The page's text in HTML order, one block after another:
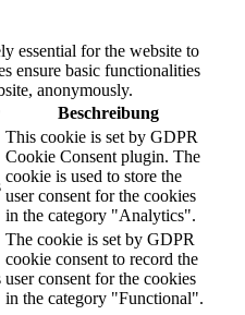
essential for the website to
ensure basic functionalities
anonymously.
Beschreibung
This cookie is set by GDPR
Cookie Consent plugin. The
cookie is used to store the
user consent for the cookies
in the category "Analytics".
The cookie is set by GDPR
cookie consent to record the
user consent for the cookies
in the category "Functional".